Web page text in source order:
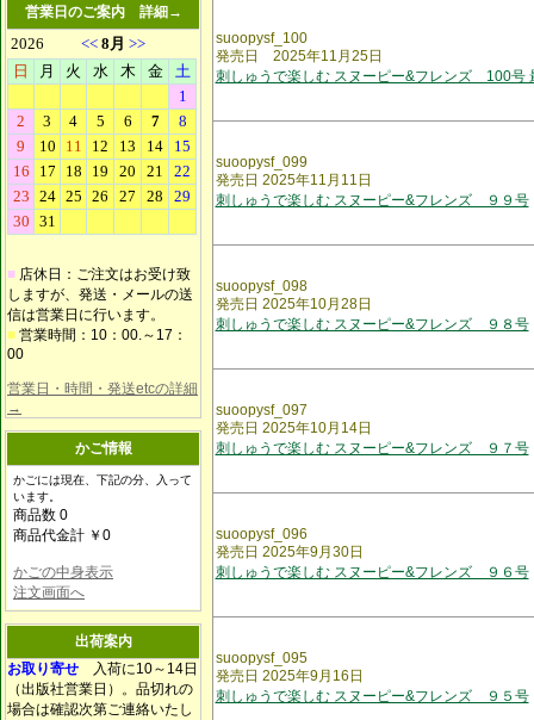
営業日のご案内 詳細→
■ 店休日：ご注文はお受け致
しますが、発送・メールの送
信は営業日に行います。
■ 営業時間：10：00.～17：
00
営業日・時間・発送etcの詳細
→
かご情報
かごには現在、下記の分、入って
います。
商品数 0
商品代金計 ￥0
かごの中身表示
注文画面へ
出荷案内
お取り寄せ 入荷に10～14日
（出版社営業日）。品切れの
場合は確認次第ご連絡いたし
suoopysf_100
発売日 2025年11月25日
刺しゅうで楽しむ スヌーピー&フレンズ 100号
suoopysf_099
発売日 2025年11月11日
刺しゅうで楽しむ スヌーピー&フレンズ ９９号
suoopysf_098
発売日 2025年10月28日
刺しゅうで楽しむ スヌーピー&フレンズ ９８号
suoopysf_097
発売日 2025年10月14日
刺しゅうで楽しむ スヌーピー&フレンズ ９７号
suoopysf_096
発売日 2025年9月30日
刺しゅうで楽しむ スヌーピー&フレンズ ９６号
suoopysf_095
発売日 2025年9月16日
刺しゅうで楽しむ スヌーピー&フレンズ ９５号